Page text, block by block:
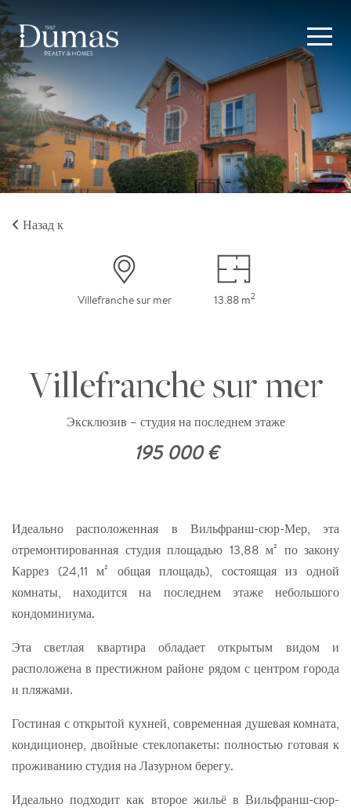
Назад к
Villefranche sur mer 13.88 m2
Villefranche sur mer
Эксклюзив – студия на последнем этаже
195 000 €
Идеально расположенная в Вильфранш-сюр-Мер, эта
отремонтированная студия площадью 13,88 м² по закону
Каррез (24,11 м² общая площадь), состоящая из одной
комнаты, находится на последнем этаже небольшого
кондоминиума.
Эта светлая квартира обладает открытым видом и
расположена в престижном районе рядом с центром города
и пляжами.
Гостиная с открытой кухней, современная душевая комната,
кондиционер, двойные стеклопакеты: полностью готовая к
проживанию студия на Лазурном берегу.
Идеально подходит как второе жильё в Вильфранш-сюр-